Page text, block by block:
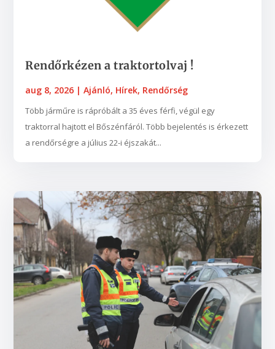
Rendőrkézen a traktortolvaj !
aug 8, 2026 |Ajánló, Hírek, Rendőrség
Több járműre is rápróbált a 35 éves férfi, végül egy
traktorral hajtott el Bőszénfáról. Több bejelentés is érkezett
a rendőrségre a július 22-i éjszakát...